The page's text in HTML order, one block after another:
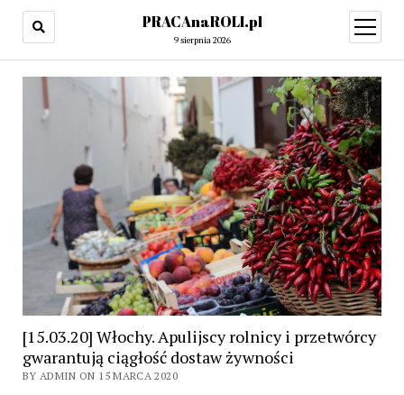
PRACAnaROLI.pl
9 sierpnia 2026
open
menu
[15.03.20] Włochy. Apulijscy rolnicy i przetwórcy
gwarantują ciągłość dostaw żywności
BY ADMIN ON 15 MARCA 2020